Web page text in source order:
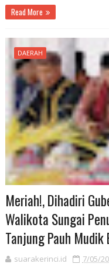
Read More
DAERAH
Meriah!, Dihadiri
Walikota Sungai
Tanjung Pauh
suarakerinci.id
7/05/